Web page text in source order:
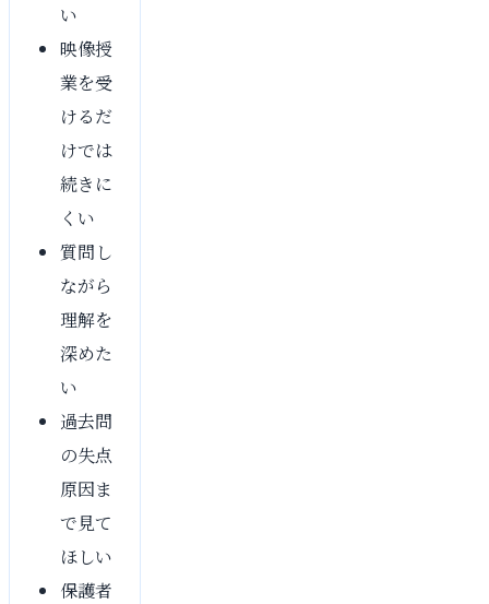
い
映像授
業を受
けるだ
けでは
続きに
くい
質問し
ながら
理解を
深めた
い
過去問
の失点
原因ま
で見て
ほしい
保護者